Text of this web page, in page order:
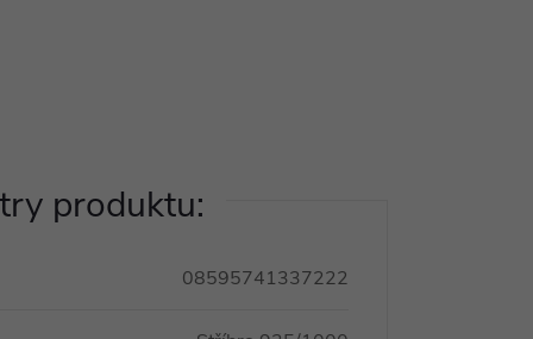
produktu:
08595741337222